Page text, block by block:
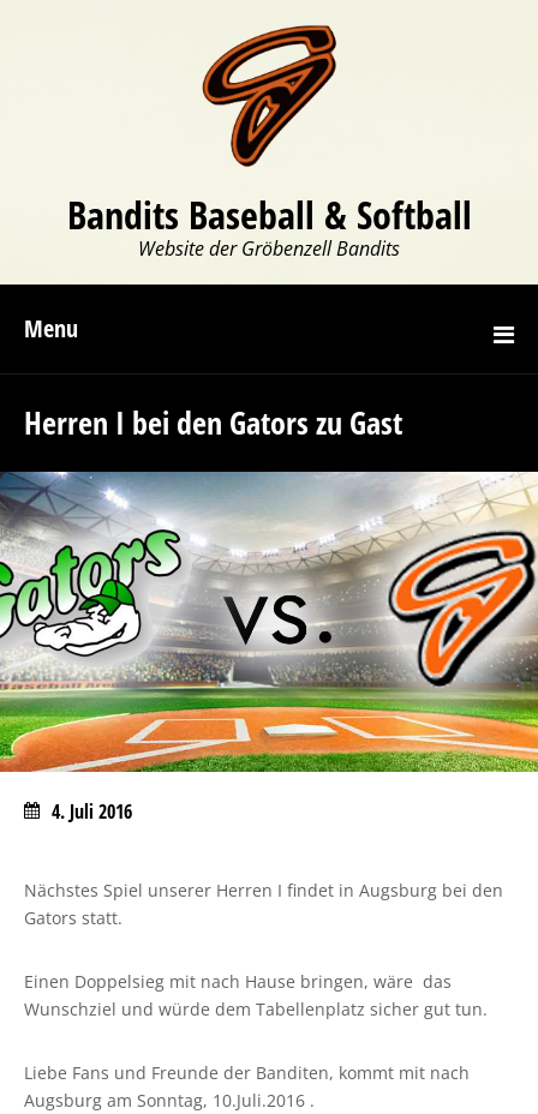
Bandits Baseball & Softball
Website der Gröbenzell Bandits
Menu
Herren I bei den Gators zu Gast
4. Juli 2016
Nächstes Spiel unserer Herren I findet in Augsburg bei den
Gators statt.
Einen Doppelsieg mit nach Hause bringen, wäre das
Wunschziel und würde dem Tabellenplatz sicher gut tun.
Liebe Fans und Freunde der Banditen, kommt mit nach
Augsburg am Sonntag, 10.Juli.2016 .